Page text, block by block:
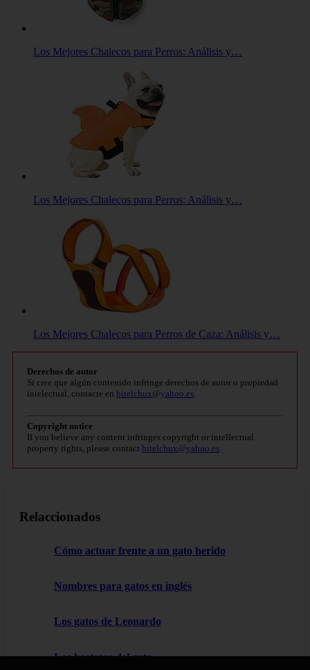
Los Mejores Chalecos para Perros: Análisis y…
Los Mejores Chalecos para Perros: Análisis y…
Los Mejores Chalecos para Perros de Caza: Análisis y…
Derechos de autor
Si cree que algún contenido infringe derechos de autor o propiedad
intelectual, contacte en bitelchux@yahoo.es.
Copyright notice
If you believe any content infringes copyright or intellectual
property rights, please contact bitelchux@yahoo.es.
Relaccionados
Cómo actuar frente a un gato herido
Nombres para gatos en inglés
Los gatos de Leonardo
Los bostezos del gato.